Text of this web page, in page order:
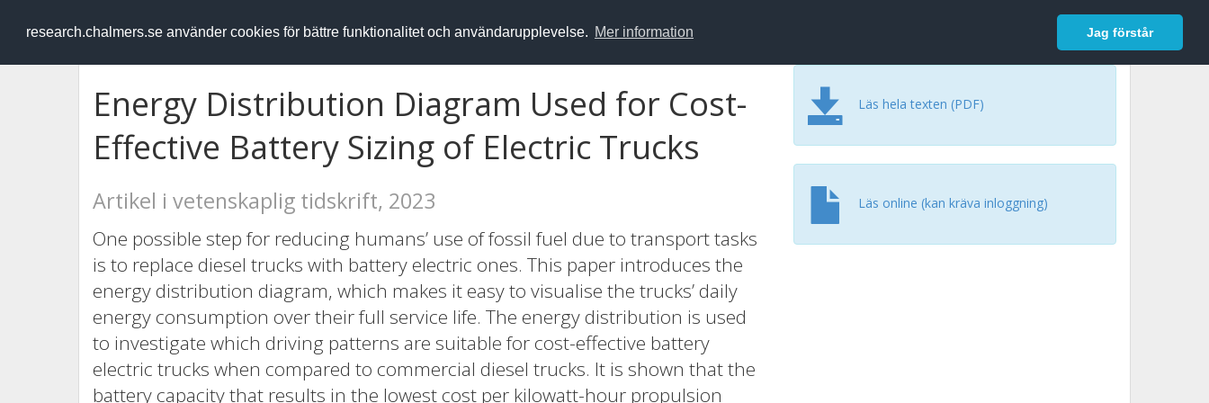
research.chalmers.se använder cookies för bättre funktionalitet och användarupplevelse. Mer information Jag förstår
RESEARCH.chalmers.se Logga in
Energy Distribution Diagram Used for Cost-
Effective Battery Sizing of Electric Trucks
Artikel i vetenskaplig tidskrift, 2023
One possible step for reducing humans’ use of fossil fuel due to transport tasks
is to replace diesel trucks with battery electric ones. This paper introduces the
energy distribution diagram, which makes it easy to visualise the trucks’ daily
energy consumption over their full service life. The energy distribution is used
to investigate which driving patterns are suitable for cost-effective battery
electric trucks when compared to commercial diesel trucks. It is shown that the
battery capacity that results in the lowest cost per kilowatt-hour propulsion
Läs hela texten (PDF)
Läs online (kan kräva inloggning)